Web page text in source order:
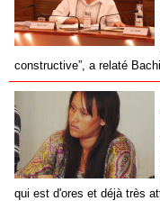
constructive”, a relaté
qui est d'ores et déjà très